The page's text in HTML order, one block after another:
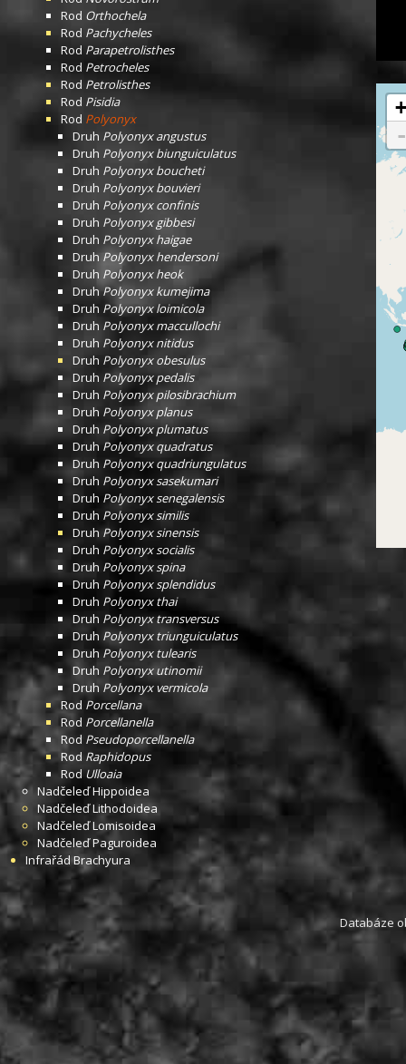
Rod Orthochela
Rod Pachycheles
Rod Parapetrolisthes
Rod Petrocheles
Rod Petrolisthes
Rod Pisidia
Rod Polyonyx
Druh Polyonyx angustus
Druh Polyonyx biunguiculatus
Druh Polyonyx boucheti
Druh Polyonyx bouvieri
Druh Polyonyx confinis
Druh Polyonyx gibbesi
Druh Polyonyx haigae
DruhPolyonyx hendersoni
Druh Polyonyx heok
DruhPolyonyx kumejima
Druh Polyonyx loimicola
Druh Polyonyx maccullochi
Druh Polyonyx nitidus
Druh Polyonyx obesulus
Druh Polyonyx pedalis
Druh Polyonyx pilosibrachium
Druh Polyonyx planus
Druh Polyonyx plumatus
Druh Polyonyx quadratus
Druh Polyonyx quadriungulatus
Druh Polyonyx sasekumari
Druh Polyonyx senegalensis
Druh Polyonyx similis
Druh Polyonyx sinensis
Druh Polyonyx socialis
Druh Polyonyx spina
Druh Polyonyx splendidus
Druh Polyonyx thai
Druh Polyonyx transversus
Druh Polyonyx triunguiculatus
Druh Polyonyx tulearis
Druh Polyonyx utinomii
Druh Polyonyx vermicola
Rod Porcellana
Rod Porcellanella
Rod Pseudoporcellanella
Rod Raphidopus
RodUlloaia
NadčeleďHippoidea
NadčeleďLithodoidea
NadčeleďLomisoidea
NadčeleďPaguroidea
InfrařádBrachyura
+
Databáze